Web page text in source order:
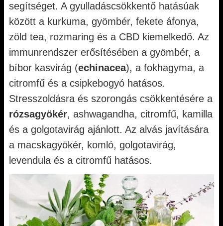
segítséget. A gyulladáscsökkentő hatásúak
között a kurkuma, gyömbér, fekete áfonya,
zöld tea, rozmaring és a CBD kiemelkedő. Az
immunrendszer erősítésében a gyömbér, a
bíbor kasvirág (echinacea), a fokhagyma, a
citromfű és a csipkebogyó hatásos.
Stresszoldásra és szorongás csökkentésére a
rózsagyökér, ashwagandha, citromfű, kamilla
és a golgotavirág ajánlott. Az alvás javítására
a macskagyökér, komló, golgotavirág,
levendula és a citromfű hatásos.